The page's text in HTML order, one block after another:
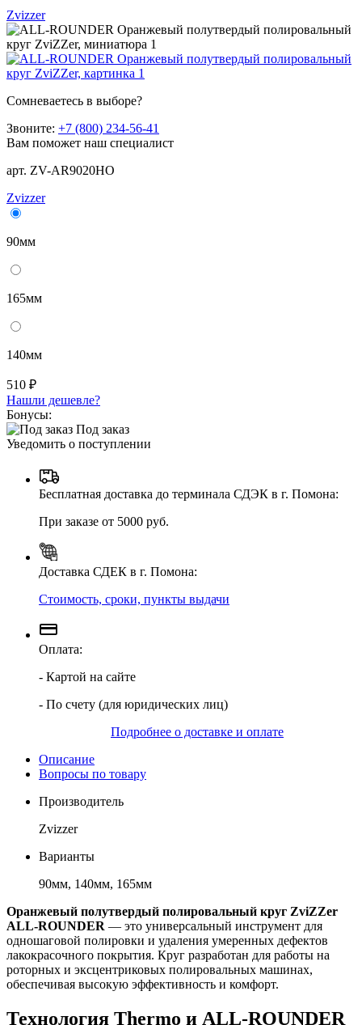
Zvizzer
Сомневаетесь в выборе?
Звоните: +7 (800) 234-56-41
Вам поможет наш специалист
арт. ZV-AR9020HO
Zvizzer
90мм
165мм
140мм
510 ₽
Нашли дешевле?
Бонусы:
Под заказ
Уведомить о поступлении
Бесплатная доставка до терминала СДЭК в г. Помона:
При заказе от 5000 руб.
Доставка СДЕК в г. Помона:
Стоимость, сроки, пункты выдачи
Оплата:
- Картой на сайте
- По счету (для юридических лиц)
Подробнее о доставке и оплате
Описание
Вопросы по товару
Производитель
Zvizzer
Варианты
90мм, 140мм, 165мм
Оранжевый полутвердый полировальный круг ZviZZer
ALL-ROUNDER — это универсальный инструмент для
одношаговой полировки и удаления умеренных дефектов
лакокрасочного покрытия. Круг разработан для работы на
роторных и эксцентриковых полировальных машинах,
обеспечивая высокую эффективность и комфорт.
Технология Thermo и ALL-ROUNDER